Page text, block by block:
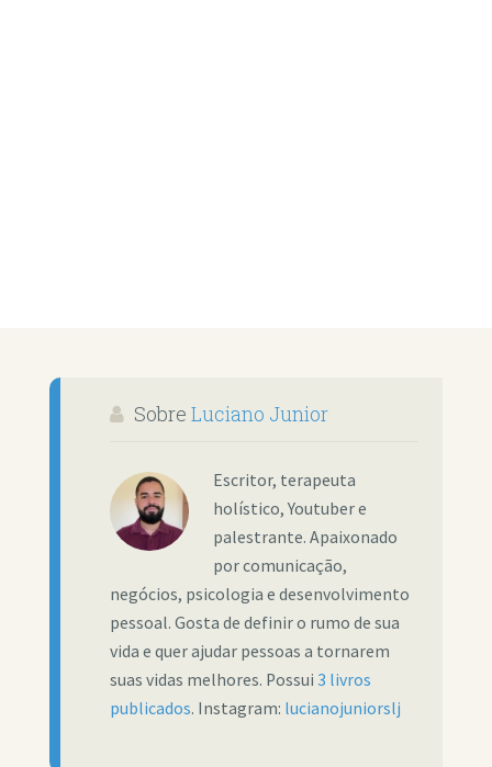
Sobre Luciano Junior
Escritor, terapeuta
holístico, Youtuber e
palestrante. Apaixonado
por comunicação,
negócios, psicologia e desenvolvimento
pessoal. Gosta de definir o rumo de sua
vida e quer ajudar pessoas a tornarem
suas vidas melhores. Possui 3 livros
publicados. Instagram: lucianojuniorslj